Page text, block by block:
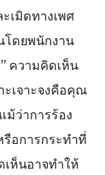
เมิดทางเพศ
โดยพนักงาน
ความคิดเห็น
ะเจาะจงคือคุณ
ม้ว่าการร้อง
รือการกระทำที่
ห็นอาจทำให้